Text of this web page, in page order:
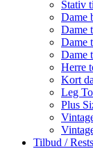
Stativ
Dame
Dame
Dame
Dame
Herre
Kort
Leg
Plus
Tilbud /